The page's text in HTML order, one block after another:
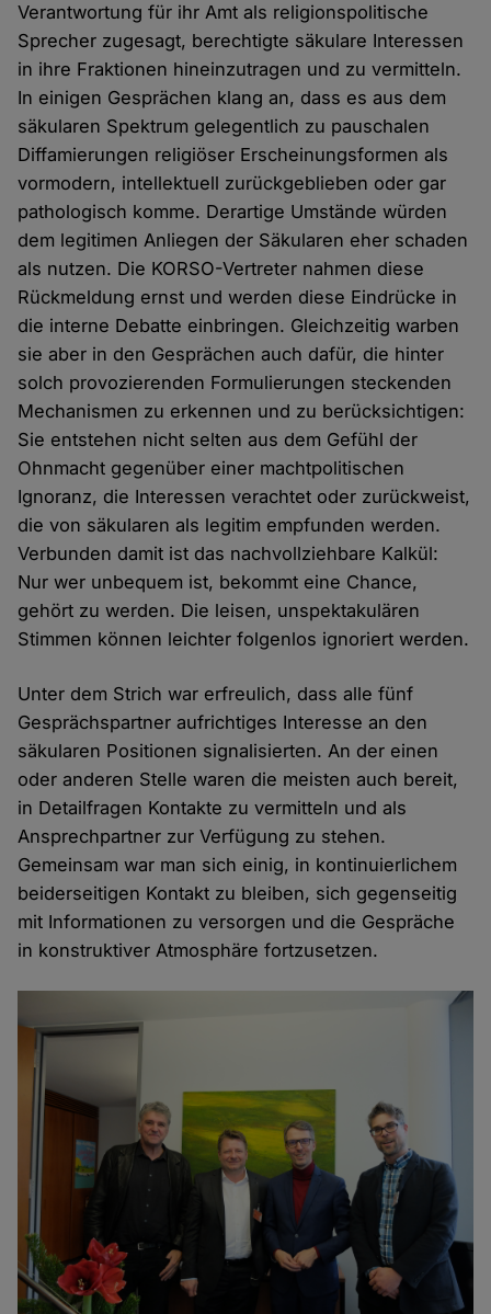
Verantwortung für ihr Amt als religionspolitische
Sprecher zugesagt, berechtigte säkulare Interessen
in ihre Fraktionen hineinzutragen und zu vermitteln.
In einigen Gesprächen klang an, dass es aus dem
säkularen Spektrum gelegentlich zu pauschalen
Diffamierungen religiöser Erscheinungsformen als
vormodern, intellektuell zurückgeblieben oder gar
pathologisch komme. Derartige Umstände würden
dem legitimen Anliegen der Säkularen eher schaden
als nutzen. Die KORSO-Vertreter nahmen diese
Rückmeldung ernst und werden diese Eindrücke in
die interne Debatte einbringen. Gleichzeitig warben
sie aber in den Gesprächen auch dafür, die hinter
solch provozierenden Formulierungen steckenden
Mechanismen zu erkennen und zu berücksichtigen:
Sie entstehen nicht selten aus dem Gefühl der
Ohnmacht gegenüber einer machtpolitischen
Ignoranz, die Interessen verachtet oder zurückweist,
die von säkularen als legitim empfunden werden.
Verbunden damit ist das nachvollziehbare Kalkül:
Nur wer unbequem ist, bekommt eine Chance,
gehört zu werden. Die leisen, unspektakulären
Stimmen können leichter folgenlos ignoriert werden.
Unter dem Strich war erfreulich, dass alle fünf
Gesprächspartner aufrichtiges Interesse an den
säkularen Positionen signalisierten. An der einen
oder anderen Stelle waren die meisten auch bereit,
in Detailfragen Kontakte zu vermitteln und als
Ansprechpartner zur Verfügung zu stehen.
Gemeinsam war man sich einig, in kontinuierlichem
beiderseitigen Kontakt zu bleiben, sich gegenseitig
mit Informationen zu versorgen und die Gespräche
in konstruktiver Atmosphäre fortzusetzen.